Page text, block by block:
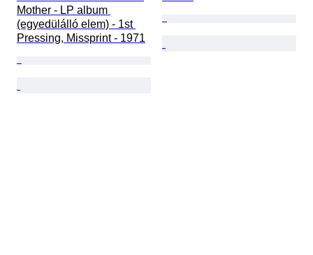
Mother - LP album
(egyedülálló elem) - 1st
Pressing, Missprint - 1971